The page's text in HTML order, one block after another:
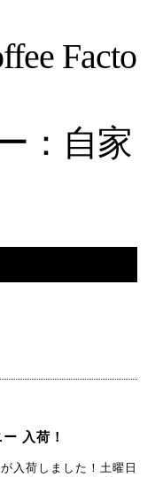
Facto
：自家
入荷！
入荷しました！土曜日